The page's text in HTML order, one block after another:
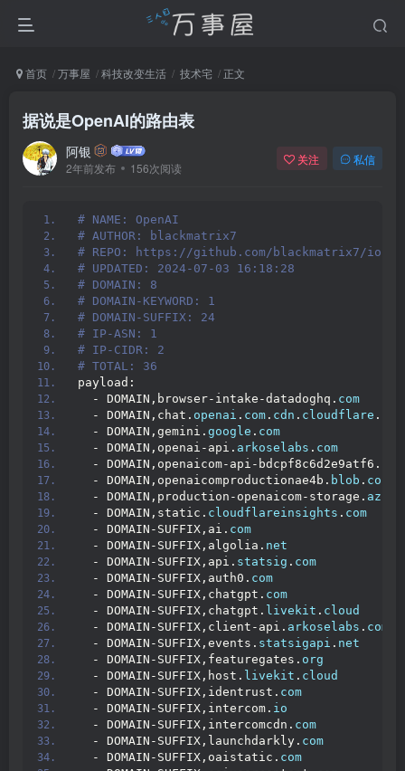
首页 万事屋 科技改变生活 技术宅 正文
据说是OpenAI的路由表
阿银
2年前发布 156次阅读
关注 私信
# NAME: OpenAI
# AUTHOR: blackmatrix7
# REPO: https://github.com/blackmatrix7/
# UPDATED: 2024-07-03 16:18:28
# DOMAIN: 8
# DOMAIN-KEYWORD: 1
# DOMAIN-SUFFIX: 24
# IP-ASN: 1
# IP-CIDR: 2
# TOTAL: 36
payload:
  - DOMAIN,browser-intake-datadoghq.
com
  - DOMAIN,chat.
openai . com . cdn . cloudflare .
  - DOMAIN,gemini.
google . com
  - DOMAIN,openai-api.
arkoselabs . com
  - DOMAIN,openaicom-api-bdcpf8c6d2e9atf6.
  - DOMAIN,openaicomproductionae4b.
blob . core
  - DOMAIN,production-openaicom-storage.
  - DOMAIN,static.
cloudflareinsights . com
  - DOMAIN-SUFFIX,ai.
com
  - DOMAIN-SUFFIX,algolia.
net
  - DOMAIN-SUFFIX,api.
statsig . com
  - DOMAIN-SUFFIX,auth0.
com
  - DOMAIN-SUFFIX,chatgpt.
com
  - DOMAIN-SUFFIX,chatgpt.
livekit . cloud
  - DOMAIN-SUFFIX,client-api.
arkoselabs . com
  - DOMAIN-SUFFIX,events.
statsigapi . net
  - DOMAIN-SUFFIX,featuregates.
org
  - DOMAIN-SUFFIX,host.
livekit . cloud
  - DOMAIN-SUFFIX,identrust.
com
  - DOMAIN-SUFFIX,intercom.
io
  - DOMAIN-SUFFIX,intercomcdn.
com
  - DOMAIN-SUFFIX,launchdarkly.
com
  - DOMAIN-SUFFIX,oaistatic.
com